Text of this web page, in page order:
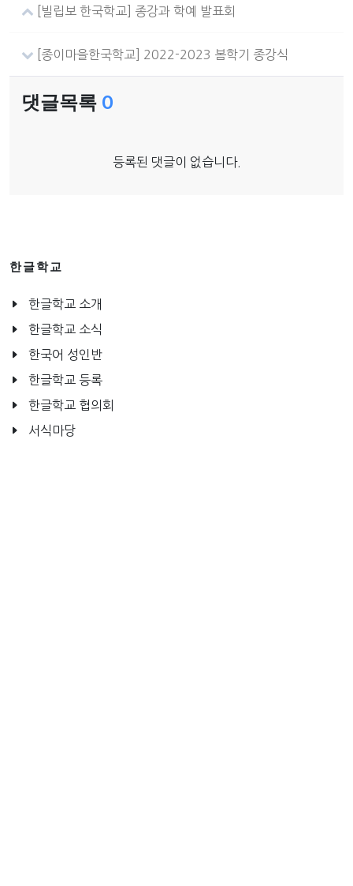
[빌립보 한국학교] 종강과 학예 발표회
[종이마을한국학교] 2022-2023 봄학기 종강식
댓글목록 0
등록된 댓글이 없습니다.
한글학교
한글학교 소개
한글학교 소식
한국어 성인반
한글학교 등록
한글학교 협의회
서식마당